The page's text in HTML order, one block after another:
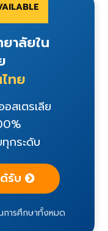
าลัยใน
ทย
สเตรเลีย
กระดับ
รับ
การศึกษาทั้งหมด